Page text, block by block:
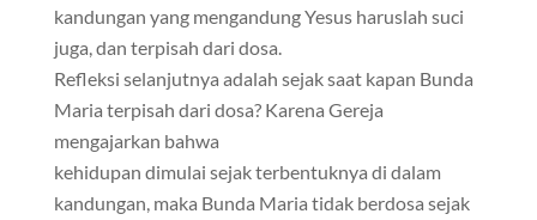
kandungan yang mengandung Yesus haruslah suci
juga, dan terpisah dari dosa.
Refleksi selanjutnya adalah sejak saat kapan Bunda
Maria terpisah dari dosa? Karena Gereja
mengajarkan bahwa
kehidupan dimulai sejak terbentuknya di dalam
kandungan, maka Bunda Maria tidak berdosa sejak